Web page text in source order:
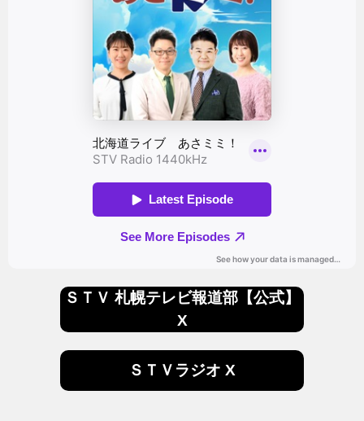
ＳＴＶ 札幌テレビ報道部【公式】
X
ＳＴＶラジオ X